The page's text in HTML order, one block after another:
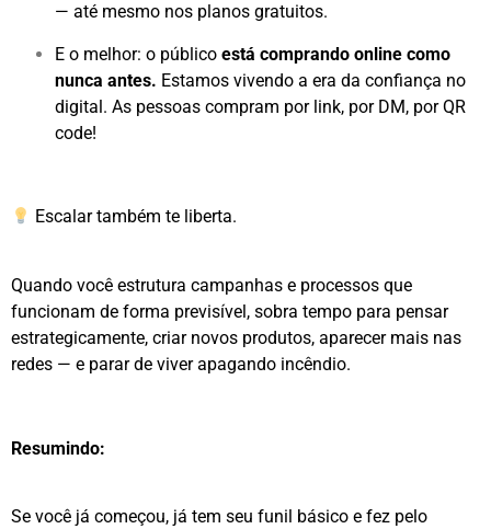
— até mesmo nos planos gratuitos.
E o melhor: o público está comprando online como
nunca antes. Estamos vivendo a era da confiança no
digital. As pessoas compram por link, por DM, por QR
code!
Escalar também te liberta.
Quando você estrutura campanhas e processos que
funcionam de forma previsível, sobra tempo para pensar
estrategicamente, criar novos produtos, aparecer mais nas
redes — e parar de viver apagando incêndio.
Resumindo:
Se você já começou, já tem seu funil básico e fez pelo